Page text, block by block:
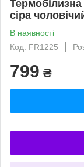
сіра
В наявності
Код: FR1225
799 ₴